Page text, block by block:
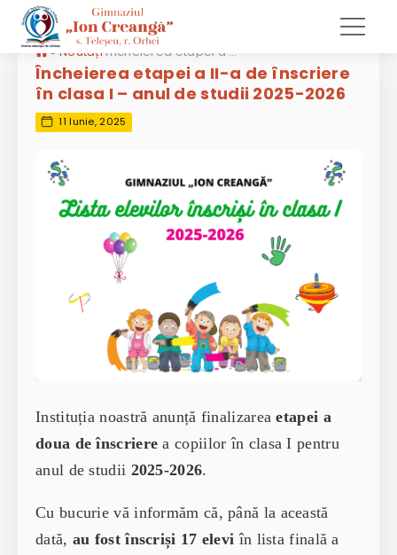
»Noutăți Încheierea etapei a II-a de înscriere în clasa I – anul de studii 2025-2026
Încheierea etapei a II-a de înscriere
în clasa I – anul de studii 2025-2026
11 Iunie, 2025
Instituția noastră anunță finalizareaetapei a
doua de înscriere a copiilor în clasa I pentru
anul de studii 2025-2026.
Cu bucurie vă informăm că, până la această
dată, au fost înscriși 17 elevi în lista finală a